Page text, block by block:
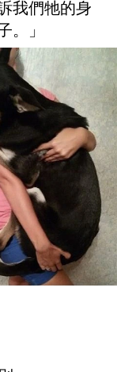
我們牠的身
。」